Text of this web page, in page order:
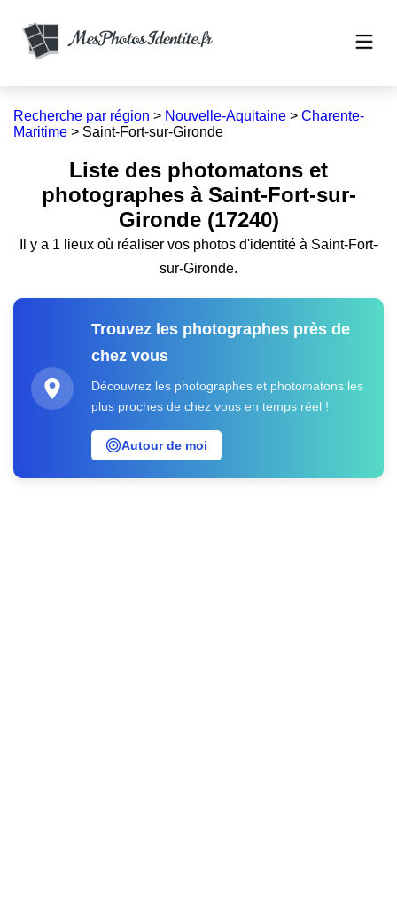
Recherche par région > Nouvelle-Aquitaine > Charente-
Maritime > Saint-Fort-sur-Gironde
Liste des photomatons et
photographes à Saint-Fort-sur-
Gironde (17240)
Il y a 1 lieux où réaliser vos photos d'identité à Saint-Fort-
sur-Gironde.
Trouvez les photographes près de
chez vous
Découvrez les photographes et photomatons les
plus proches de chez vous en temps réel !
Autour de moi